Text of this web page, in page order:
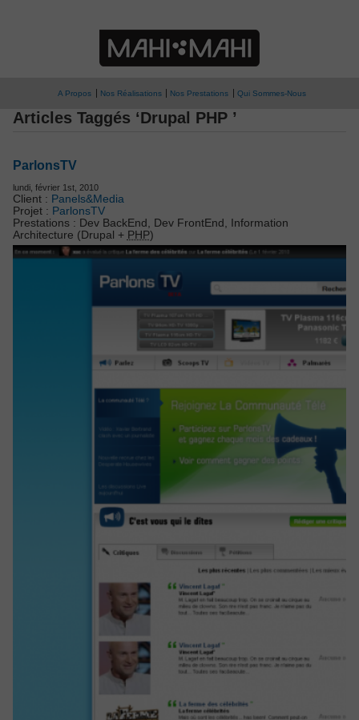
A Propos Nos Réalisations Nos Prestations Qui Sommes-Nous
Articles Taggés ‘Drupal PHP ’
ParlonsTV
lundi, février 1st, 2010
Client : Panels&Media
Projet : ParlonsTV
Prestations : Dev BackEnd, Dev FrontEnd, Information
Architecture (Drupal + PHP)